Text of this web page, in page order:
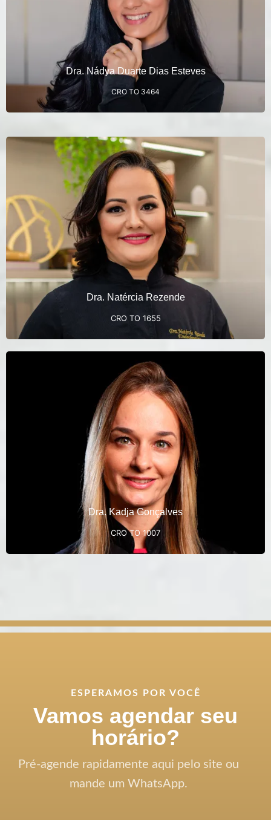
Dra. Nádya Duarte Dias Esteves
CRO TO 3464
Professora de cursos de Pós Graduação
Dra. Natércia Rezende
CRO TO 1655
Especialista em Endodontia
Mestre em Endodontia
Doutora em Endodontia
Professora Universitária
Dra. Kadja Gonçalves
CRO TO 1007
Graduação em Odontologia- Unimar (2003)
Aperfeiçoamento em Cirurgia Bucal- EAP (2004)
Curso de Formação em Programação Neurolinguística
PNL(Practitioner Programação Neurolinguística) 2009
Atualização em Ortodontia- IMPG (2010)
Curso de HOF (2015)
Curso de Bichectomia (2016)
Especialização em Implantodontia – Unip GO ( 2014)
ESPERAMOS POR VOCÊ
Vamos agendar seu
horário?
Pré-agende rapidamente aqui pelo site ou
mande um WhatsApp.